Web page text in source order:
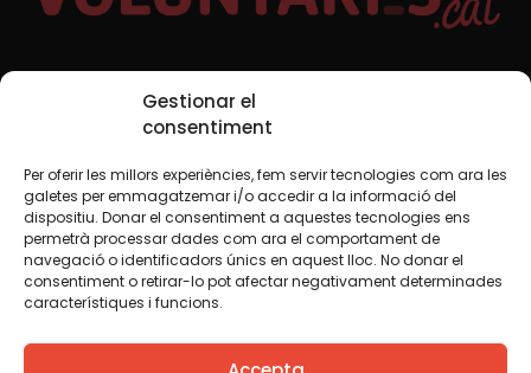
Gestionar el
consentiment
Per oferir les millors experiències, fem servir tecnologies com ara les
galetes per emmagatzemar i/o accedir a la informació del
dispositiu. Donar el consentiment a aquestes tecnologies ens
permetrà processar dades com ara el comportament de
navegació o identificadors únics en aquest lloc. No donar el
consentiment o retirar-lo pot afectar negativament determinades
característiques i funcions.
Xarxes Socials
TWT YTB IG FB IN
Avís legalPolítica de cookies
Creiem que el coneixement s’ha de compartir. Per això